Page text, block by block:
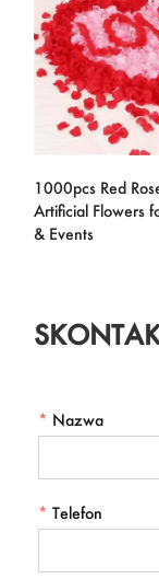
1000pcs Red
Artificial Flowers
& Events
* Nazwa
* Telefon